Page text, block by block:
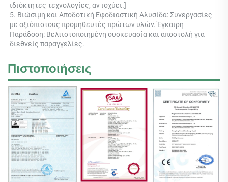
ιδιόκτητες τεχνολογίες, αν ισχύει.]
5. Βιώσιμη και Αποδοτική Εφοδιαστική Αλυσίδα: Συνεργασίες
με αξιόπιστους προμηθευτές πρώτων υλών. Έγκαιρη
Παράδοση: Βελτιστοποιημένη συσκευασία και αποστολή για
διεθνείς παραγγελίες.
Πιστοποιήσεις